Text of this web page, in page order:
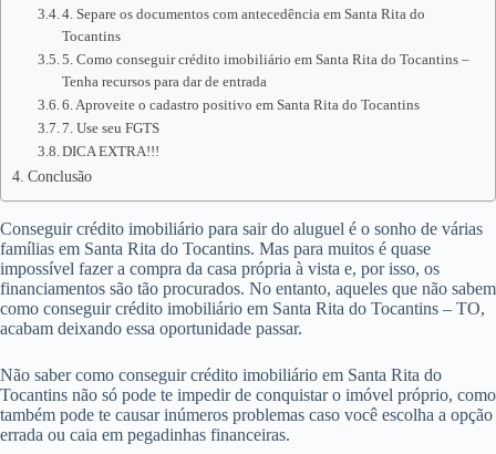
4. Separe os documentos com antecedência em Santa Rita do
Tocantins
5. Como conseguir crédito imobiliário em Santa Rita do Tocantins –
Tenha recursos para dar de entrada
6. Aproveite o cadastro positivo em Santa Rita do Tocantins
7. Use seu FGTS
DICA EXTRA!!!
Conclusão
Conseguir crédito imobiliário para sair do aluguel é o sonho de várias
famílias em Santa Rita do Tocantins. Mas para muitos é quase
impossível fazer a compra da casa própria à vista e, por isso, os
financiamentos são tão procurados. No entanto, aqueles que não sabem
como conseguir crédito imobiliário em Santa Rita do Tocantins – TO,
acabam deixando essa oportunidade passar.
Não saber como conseguir crédito imobiliário em Santa Rita do
Tocantins não só pode te impedir de conquistar o imóvel próprio, como
também pode te causar inúmeros problemas caso você escolha a opção
errada ou caia em pegadinhas financeiras.